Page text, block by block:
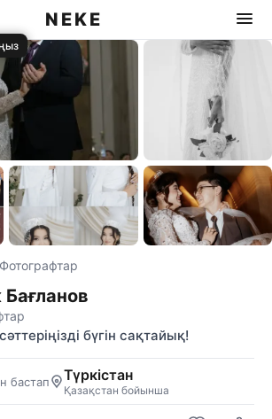
NEKE
бүгін сақтайық!
бастап Түркістан
Қазақстан бойынша